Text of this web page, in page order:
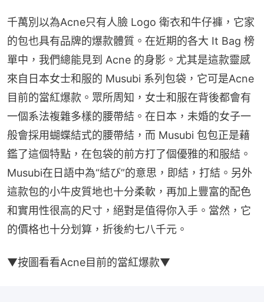
千萬別以為Acne只有人臉 Logo 衛衣和牛仔褲，它家
的包也具有品牌的爆款體質。在近期的各大 It Bag 榜
單中，我們總能見到 Acne 的身影。尤其是這款靈感
來自日本女士和服的 Musubi 系列包袋，它可是Acne
目前的當紅爆款。眾所周知，女士和服在背後都會有
一個系法複雜多樣的腰帶結。在日本，未婚的女子一
般會採用蝴蝶結式的腰帶結，而 Musubi 包包正是藉
鑑了這個特點，在包袋的前方打了個優雅的和服結。
Musubi在日語中為“結び”的意思，即結，打結。另外
這款包的小牛皮質地也十分柔軟，再加上豐富的配色
和實用性很高的尺寸，絕對是值得你入手。當然，它
的價格也十分划算，折後約七八千元。
▼按圖看看Acne目前的當紅爆款▼